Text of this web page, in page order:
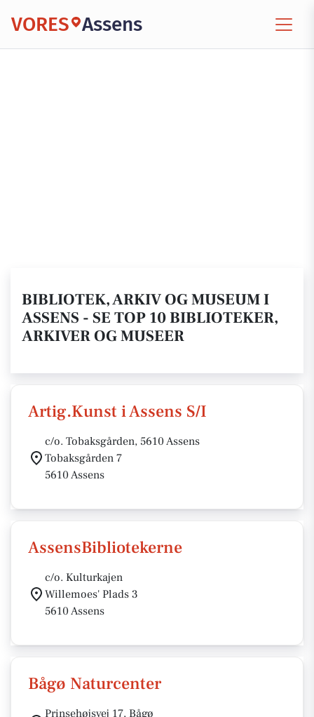
VORES Assens
BIBLIOTEK, ARKIV OG MUSEUM I
ASSENS - SE TOP 10 BIBLIOTEKER,
ARKIVER OG MUSEER
Artig.Kunst i Assens S/I
c/o. Tobaksgården, 5610 Assens
Tobaksgården 7
5610 Assens
AssensBibliotekerne
c/o. Kulturkajen
Willemoes' Plads 3
5610 Assens
Bågø Naturcenter
Prinsehøjsvej 17, Bågø